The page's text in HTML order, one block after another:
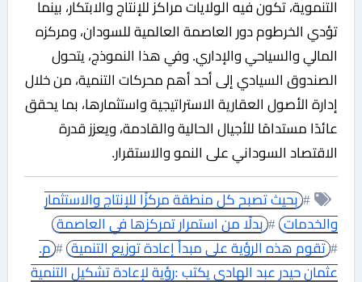
التنموية، تكون فيه الولايات مراكز للإنتاج والابتكار، بينما
تؤدي الخرطوم دور العاصمة العالمية للسودان، ومركزه
المالي والسياحي والإداري. وفي هذا النموذج، يتحول
الصندوق السيادي إلى أحد أهم محركات التنمية، من خلال
إدارة الأصول العقارية الاستراتيجية واستثمارها، بما يحقق
عائدًا مستدامًا للأجيال الحالية والقادمة، ويعزز قدرة
الاقتصاد السوداني على النمو والاستقرار.
# بحيث تصبح كل منطقة مركزًا للإنتاج والاستثمار
والخدمات # بدلًا من استمرار تمركزها في العاصمة
# تقوم هذه الرؤية على مبدأ إعادة توزيع التنمية # م.
عثمان حيدر عبد الهادي يكتب :رؤية لإعادة تشكيل التنمية